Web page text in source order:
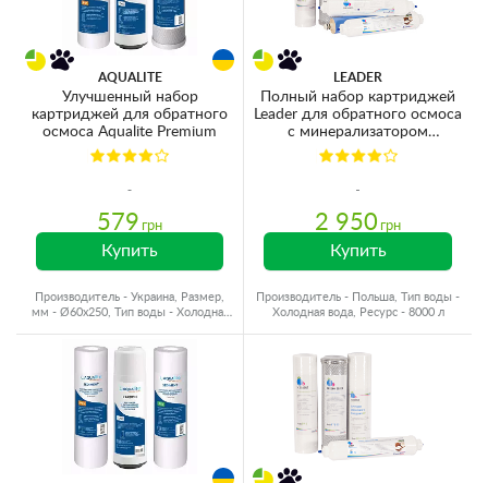
AQUALITE
Улучшенный набор
картриджей для обратного
осмоса Aqualite Premium
579 грн
Купить
Производитель - Украина, Размер,
мм - Ø60x250, Тип воды - Холодная
LEADER
Полный набор картриджей
Leader для обратного осмоса
с минерализатором
(мембрана 75GPD)
2 950 грн
Купить
Производитель - Польша, Тип воды -
Холодная вода, Ресурс - 8000 л